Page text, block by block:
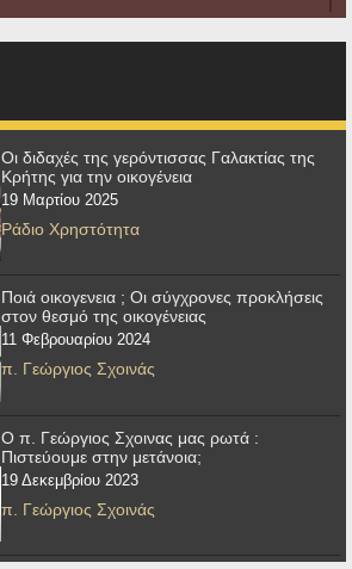
Οι διδαχές της γερόντισσας Γαλακτίας της
Κρήτης για την οικογένεια
19 Μαρτίου 2025
Ράδιο Χρηστότητα
Ποιά οικογενεια ; Οι σύγχρονες προκλήσεις
στον θεσμό της οικογένειας
11 Φεβρουαρίου 2024
π. Γεώργιος Σχοινάς
Ο π. Γεώργιος Σχοινας μας ρωτά :
Πιστεύουμε στην μετάνοια;
19 Δεκεμβρίου 2023
π. Γεώργιος Σχοινάς